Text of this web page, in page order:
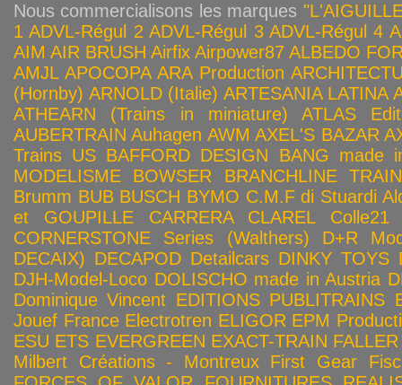
Nous commercialisons les marques
1 ADVL-Régul 2 ADVL-Régul 3 ADVL-Régul 4
AIM AIR BRUSH Airfix Airpower87 ALBEDO
AMJL APOCOPA ARA Production
(Hornby) ARNOLD (Italie) ARTESANIA LATINA
ATHEARN (Trains in miniature)
ATLAS
AUBERTRAIN Auhagen AWM AXEL'S BAZAR
Trains US BAFFORD DESIGN
BANG made
MODELISME
BOWSER
BRANCHLINE
Brumm BUB BUSCH BYMO C.M.F di Stuardi
et GOUPILLE
CARRERA CLAREL
Colle21
CORNERSTONE Series (Walthers)
D+R
DECAIX) DECAPOD Detailcars DINKY TOYS
DJH-Model-Loco DOLISCHO made in Austria
Dominique Vincent EDITIONS PUBLITRAINS
Jouef France Electrotren ELIGOR EPM
ESU ETS EVERGREEN EXACT-TRAIN FALLER
Milbert Créations - Montreux First Gear